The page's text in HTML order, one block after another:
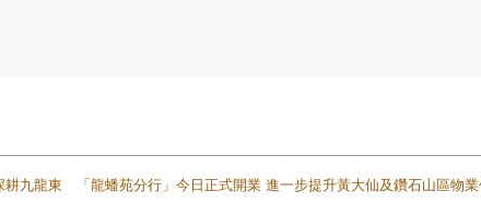
耕九龍東 「龍蟠苑分行」今日正式開業 進一步提升黃大仙及鑽石山區物